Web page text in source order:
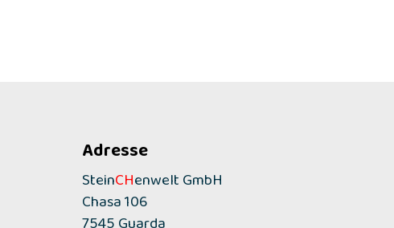
Adresse
SteinCHenwelt GmbH
Chasa 106